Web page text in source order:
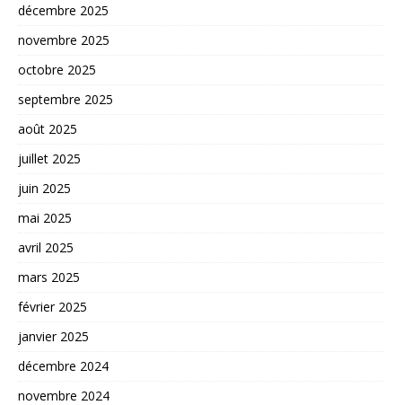
décembre 2025
novembre 2025
octobre 2025
septembre 2025
août 2025
juillet 2025
juin 2025
mai 2025
avril 2025
mars 2025
février 2025
janvier 2025
décembre 2024
novembre 2024